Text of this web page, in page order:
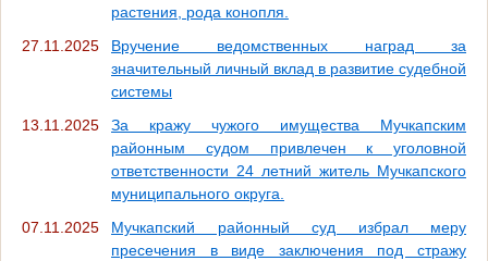
растения, рода конопля.
27.11.2025
Вручение ведомственных наград за
значительный личный вклад в развитие судебной
системы
13.11.2025
За кражу чужого имущества Мучкапским
районным судом привлечен к уголовной
ответственности 24 летний житель Мучкапского
муниципального округа.
07.11.2025
Мучкапский районный суд избрал меру
пресечения в виде заключения под стражу